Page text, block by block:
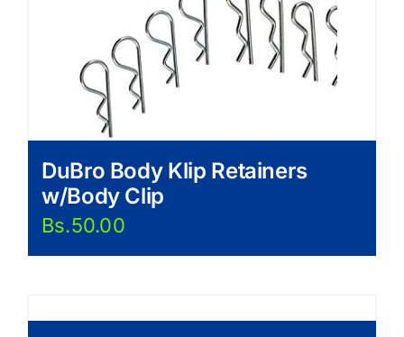
DuBro Body Klip Retainers
w/Body Clip
Bs.50.00